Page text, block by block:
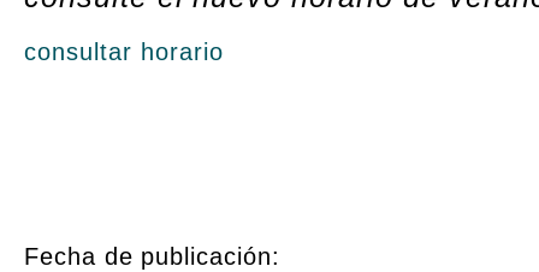
consultar horario
Fecha de publicación: